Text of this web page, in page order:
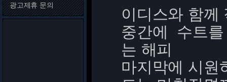
광고제휴 문의
이디스와 함께
중간에 수트를
는 해피
마지막에 시원